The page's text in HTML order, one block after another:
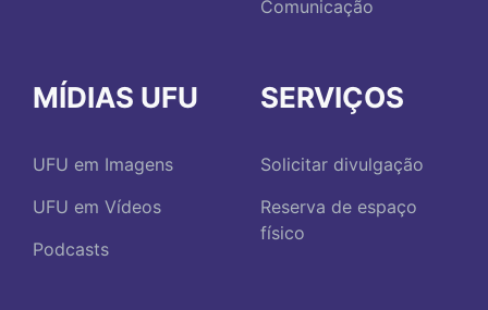
Comunicação
MÍDIAS UFU
UFU em Imagens
UFU em Vídeos
Podcasts
SERVIÇOS
Solicitar divulgação
Reserva de espaço
físico